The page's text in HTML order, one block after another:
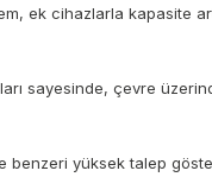
ek cihazlarla kapasite
sayesinde, çevre
yüksek talep